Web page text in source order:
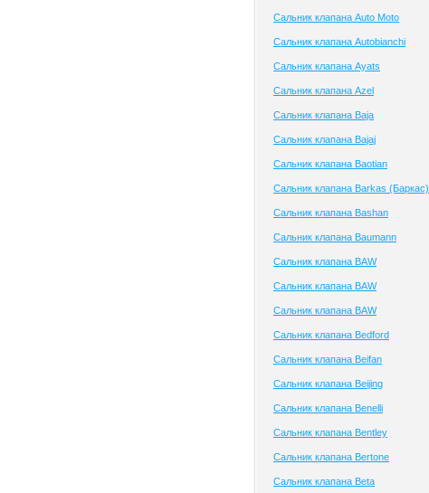
Сальник клапана Auto Moto
Сальник клапана Autobianchi
Сальник клапана Ayats
Сальник клапана Azel
Сальник клапана Baja
Сальник клапана Bajaj
Сальник клапана Baotian
Сальник клапана Barkas (Баркас)
Сальник клапана Bashan
Сальник клапана Baumann
Сальник клапана BAW
Сальник клапана BAW
Сальник клапана BAW
Сальник клапана Bedford
Сальник клапана Beifan
Сальник клапана Beijing
Сальник клапана Benelli
Сальник клапана Bentley
Сальник клапана Bertone
Сальник клапана Beta